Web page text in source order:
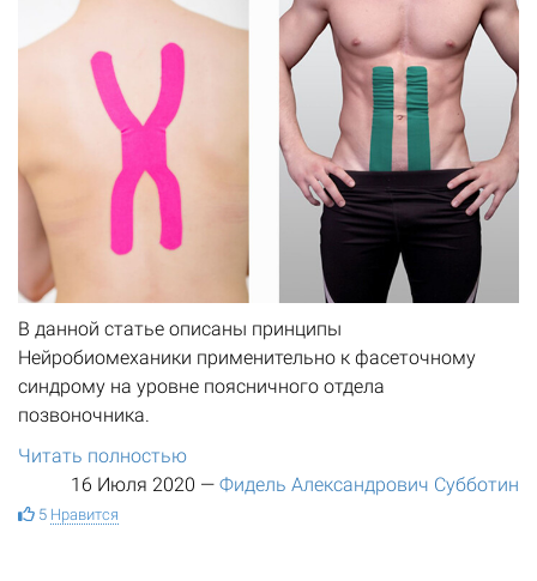
В данной статье описаны принципы
Нейробиомеханики применительно к фасеточному
синдрому на уровне поясничного отдела
позвоночника.
Читать полностью
16 Июля 2020 — Фидель Александрович Субботин
5 Нравится